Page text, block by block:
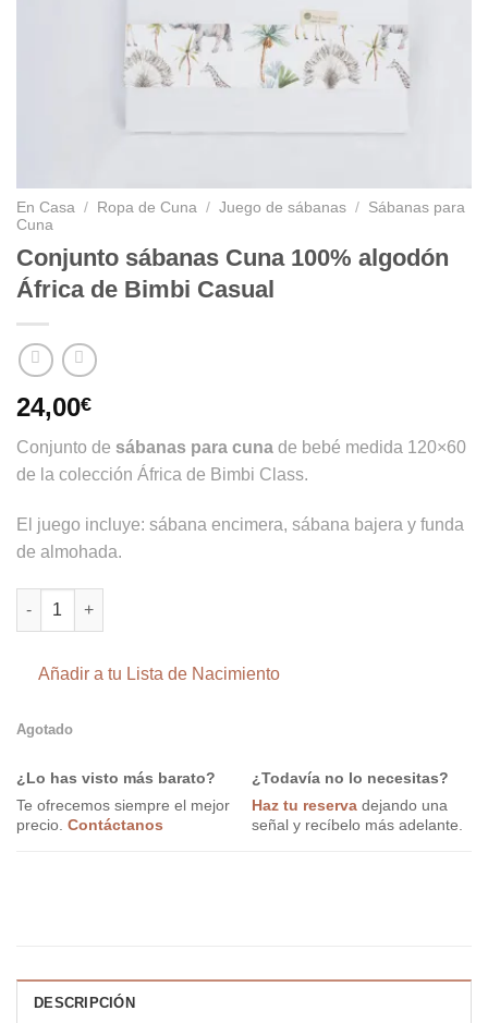
En Casa / Ropa de Cuna / Juego de sábanas / Sábanas para
Cuna
Conjunto sábanas Cuna 100% algodón
África de Bimbi Casual
24,00€
Conjunto de sábanas para cuna de bebé medida 120×60
de la colección África de Bimbi Class.
El juego incluye: sábana encimera, sábana bajera y funda
de almohada.
Conjunto sábanas Cuna 100% algodón África de Bimbi Casual
Añadir a tu Lista de Nacimiento
Agotado
¿Lo has visto más barato?
Te ofrecemos siempre el mejor
precio. Contáctanos
¿Todavía no lo necesitas?
Haz tu reserva dejando una
señal y recíbelo más adelante.
DESCRIPCIÓN